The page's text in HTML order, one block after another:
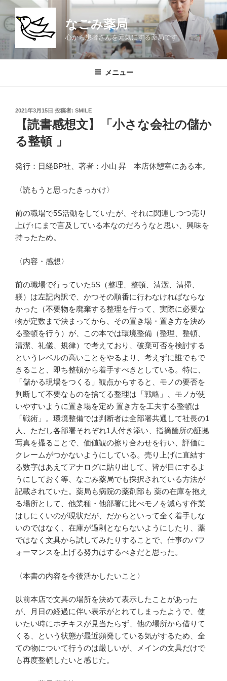
ン
テ
なごみ薬局
心から患者さんを元気にする薬局です。
メニュー
投
2021年3月15日 投稿者: SMILE
【読書感想文】「小さな会社の儲か
る整頓 」
発行：日経BP社、著者：小山 昇 本店休憩室にある本。
〈読もうと思ったきっかけ〉
前の職場で5S活動をしていたが、それに関連しつつ売り
上げ↑にまで言及している本なのだろうなと思い、興味を
持ったため。
〈内容・感想〉
前の職場で行っていた5S（整理、整頓、清潔、清掃、
躾）は左記内訳で、かつその順番に行わなければならな
かった（不要物を廃棄する整理を行って、実際に必要な
物が定数まで決まってから、その置き場・置き方を決め
る整頓を行う）が、この本では環境整備（整理、整頓、
清潔、礼儀、規律）で考えており、破棄可否を検討する
というレベルの高いことをやるより、考えずに誰でもで
きること、即ち整頓から着手すべきとしている。特に、
「儲かる現場をつくる」観点からすると、モノの要否を
判断して不要なものを捨てる整理は「戦略」、モノが使
いやすいように置き場を定め 置き方を工夫する整頓は
「戦術」。環境整備では判断者は全部署共通して社長の1
人、ただし各部署それぞれ1人付き添い、指摘箇所の証拠
写真を撮ることで、価値観の擦り合わせを行い、評価に
クレームがつかないようにしている。売り上げに直結す
る数字はあえてアナログに貼り出して、皆が目にするよ
うにしておく等、なごみ薬局でも採択されている方法が
記載されていた。薬局も病院の薬剤部も 薬の在庫を抱え
る場所として、他業種・他部署に比べモノを減らす作業
はしにくいのが現状だが、だからといって全く着手しな
いのではなく、在庫が過剰とならないようにしたり、薬
ではなく文具から試してみたりすることで、仕事のパフ
ォーマンスを上げる努力はするべきだと思った。
〈本書の内容を今後活かしたいこと〉
以前本店で文具の場所を決めて表示したことがあった
が、月日の経過に伴い表示がとれてしまったようで、使
いたい時にホチキスが見当たらず、他の場所から借りて
くる、という状態が最近頻発している気がするため、全
ての物について行うのは厳しいが、メインの文具だけで
も再度整頓したいと感じた。